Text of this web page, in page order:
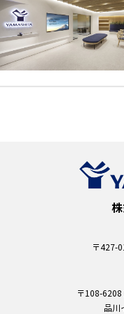
〒427-
〒108-
品川